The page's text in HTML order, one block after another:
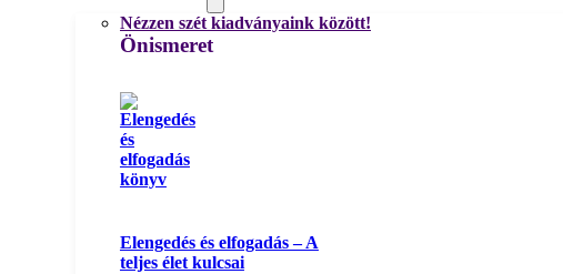
Nézzen szét kiadványaink között!
Önismeret
Elengedés és elfogadás – A
teljes élet kulcsai